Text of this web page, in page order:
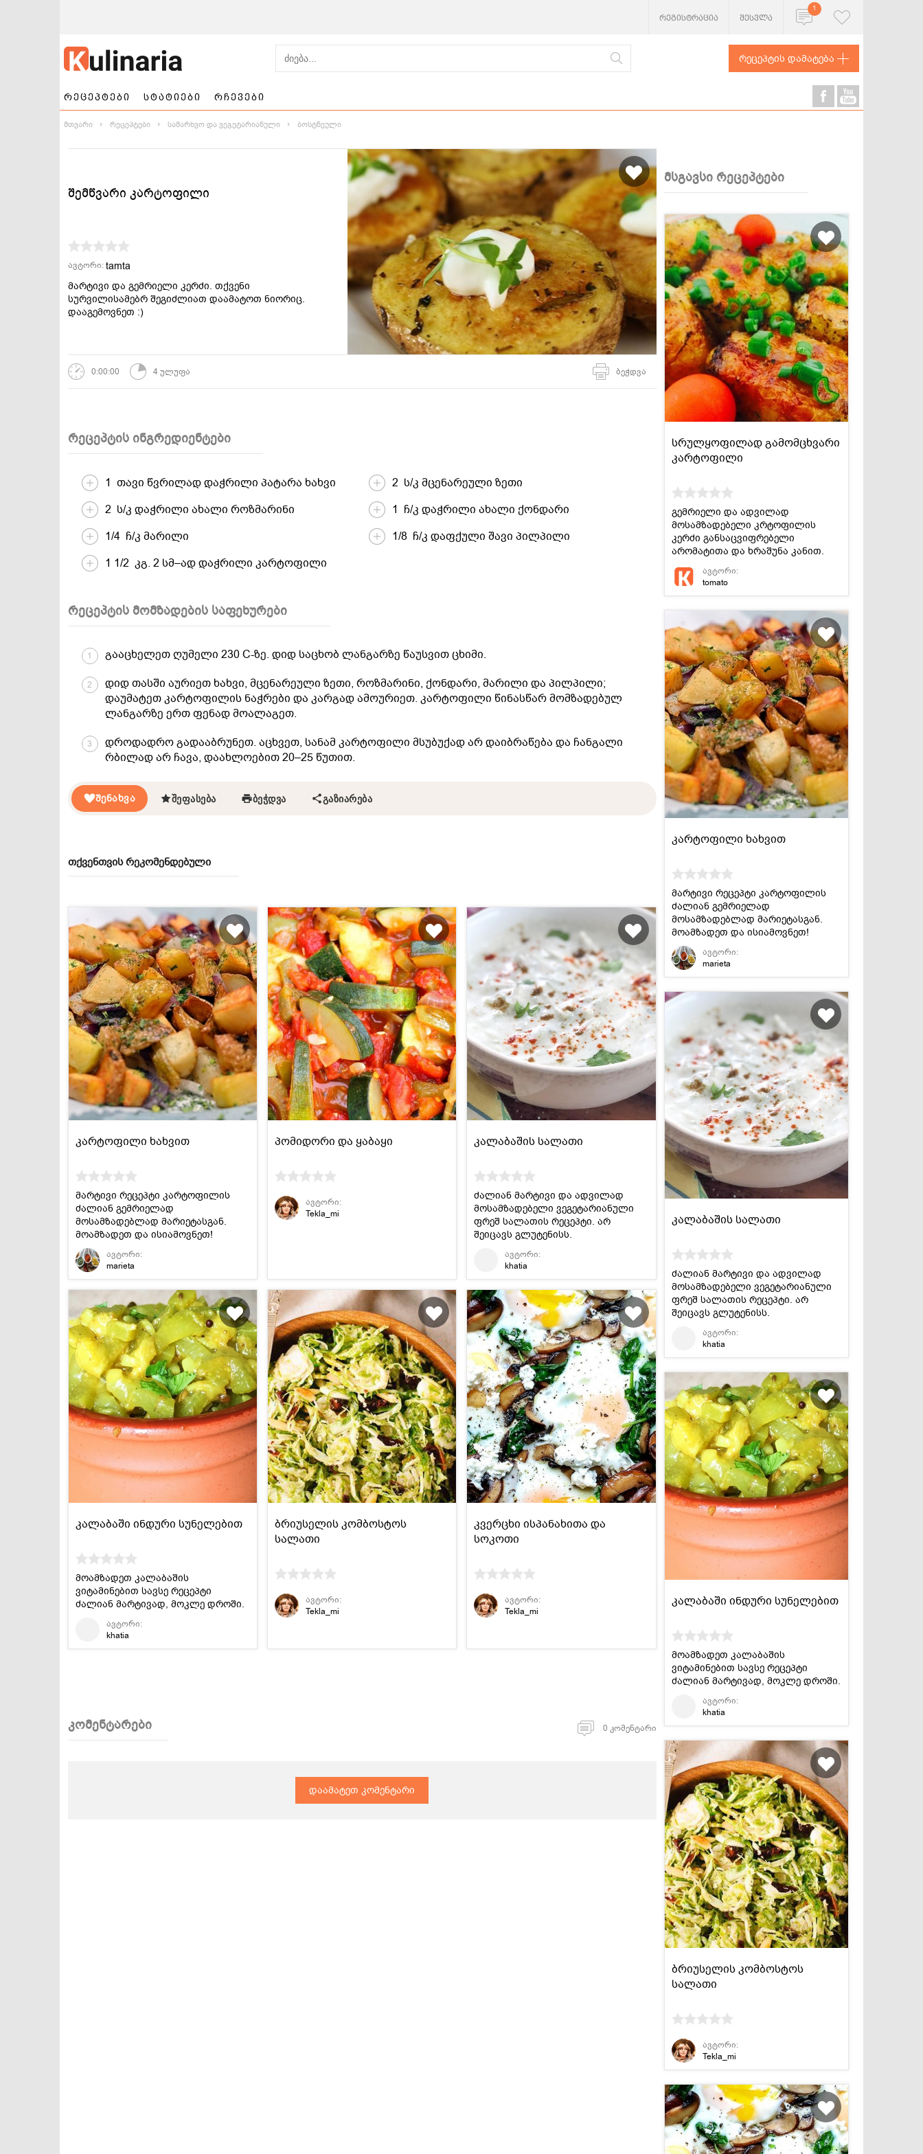
რეგისტრაცია შესვლა
1
რეცეპტის დამატება
რეცეპტები
ქართული
სამზარეულო
წვნიანები ცომეული ხორცეული
თევზი და
ზღვის
პროდუქტები
სადღესასწაულო
პასტა და
ბურღულეული
სასმელები
კონსერვი და
სოუსები
სტატიები რჩევები
მთვარი რეცეპტები სამარხვო და ვეგეტარიანული ბოსტნეული
შემწვარი კარტოფილი
ავტორი:tamta
მარტივი და გემრიელი კერძი. თქვენი
სურვილისამებრ შეგიძლიათ დაამატოთ ნიორიც.
დააგემოვნეთ :)
0:00:00 4 ულუფა ბეჭდვა
რეცეპტის ინგრედიენტები
1 თავი წვრილად დაჭრილი პატარა ხახვი
2 ს/კ მცენარეული ზეთი
2 ს/კ დაჭრილი ახალი როზმარინი
1 ჩ/კ დაჭრილი ახალი ქონდარი
1/4 ჩ/კ მარილი
1/8 ჩ/კ დაფქული შავი პილპილი
1 1/2 კგ. 2 სმ–ად დაჭრილი კარტოფილი
რეცეპტის მომზადების საფეხურები
1 გააცხელეთ ღუმელი 230 C-ზე. დიდ საცხობ ლანგარზე წაუსვით ცხიმი.
2
დიდ თასში აურიეთ ხახვი, მცენარეული ზეთი, როზმარინი, ქონდარი, მარილი და პილპილი;
დაუმატეთ კარტოფილის ნაჭრები და კარგად ამოურიეთ. კარტოფილი წინასწარ მომზადებულ
ლანგარზე ერთ ფენად მოალაგეთ.
3
დროდადრო გადააბრუნეთ. აცხვეთ, სანამ კარტოფილი მსუბუქად არ დაიბრაწება და ჩანგალი
რბილად არ ჩავა, დაახლოებით 20–25 წუთით.
ᲨᲔᲜᲐᲮᲕᲐ ᲨᲔᲤᲐᲡᲔᲑᲐ ᲑᲔᲭᲓᲕᲐ ᲒᲐᲖᲘᲐᲠᲔᲑᲐ
თქვენთვის რეკომენდებული
კარტოფილი ხახვით
მარტივი რეცეპტი კარტოფილის
ძალიან გემრიელად
მოსამზადებლად მარიეტასგან.
მოამზადეთ და ისიამოვნეთ!
ავტორი:
marieta
პომიდორი და ყაბაყი
ავტორი:
Tekla_mi
კალაბაშის სალათი
ძალიან მარტივი და ადვილად
მოსამზადებელი ვეგეტარიანული
ფრეშ სალათის რეცეპტი. არ
შეიცავს გლუტენისს.
ავტორი:
khatia
კალაბაში ინდური სუნელებით
მოამზადეთ კალაბაშის
ვიტამინებით სავსე რეცეპტი
ძალიან მარტივად, მოკლე დროში.
ავტორი:
khatia
ბრიუსელის კომბოსტოს
სალათი
ავტორი:
Tekla_mi
კვერცხი ისპანახითა და
სოკოთი
ავტორი:
Tekla_mi
კომენტარები 0 კომენტარი
დაამატეთ კომენტარი
მსგავსი რეცეპტები
სრულყოფილად გამომცხვარი
კარტოფილი
გემრიელი და ადვილად
მოსამზადებელი კრტოფილის
კერძი განსაცვიფრებელი
არომატითა და ხრაშუნა კანით.
ავტორი:
tomato
კარტოფილი ხახვით
მარტივი რეცეპტი კარტოფილის
ძალიან გემრიელად
მოსამზადებლად მარიეტასგან.
მოამზადეთ და ისიამოვნეთ!
ავტორი:
marieta
კალაბაშის სალათი
ძალიან მარტივი და ადვილად
მოსამზადებელი ვეგეტარიანული
ფრეშ სალათის რეცეპტი. არ
შეიცავს გლუტენისს.
ავტორი:
khatia
კალაბაში ინდური სუნელებით
მოამზადეთ კალაბაშის
ვიტამინებით სავსე რეცეპტი
ძალიან მარტივად, მოკლე დროში.
ავტორი:
khatia
ბრიუსელის კომბოსტოს
სალათი
ავტორი:
Tekla_mi